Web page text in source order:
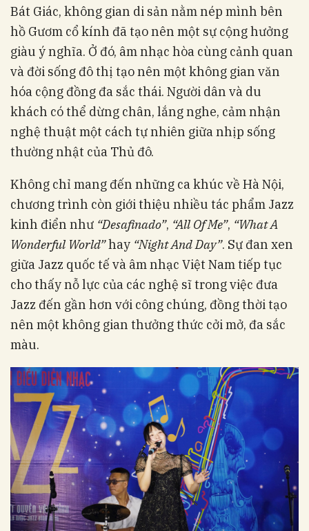
Bát Giác, không gian di sản nằm nép mình bên
hồ Gươm cổ kính đã tạo nên một sự cộng hưởng
giàu ý nghĩa. Ở đó, âm nhạc hòa cùng cảnh quan
và đời sống đô thị tạo nên một không gian văn
hóa cộng đồng đa sắc thái. Người dân và du
khách có thể dừng chân, lắng nghe, cảm nhận
nghệ thuật một cách tự nhiên giữa nhịp sống
thường nhật của Thủ đô.
Không chỉ mang đến những ca khúc về Hà Nội,
chương trình còn giới thiệu nhiều tác phẩm Jazz
kinh điển như “Desafinado”, “All Of Me”, “What A
Wonderful World”hay “Night And Day”. Sự đan xen
giữa Jazz quốc tế và âm nhạc Việt Nam tiếp tục
cho thấy nỗ lực của các nghệ sĩ trong việc đưa
Jazz đến gần hơn với công chúng, đồng thời tạo
nên một không gian thưởng thức cởi mở, đa sắc
màu.